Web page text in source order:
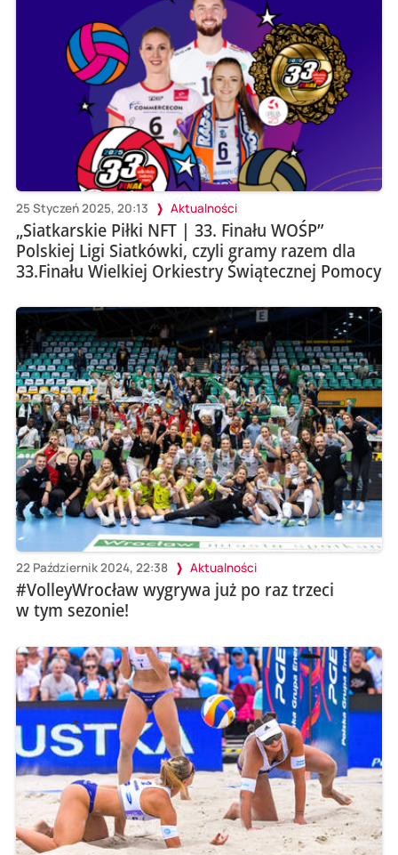
25 Styczeń 2025, 20:13 Aktualności
„Siatkarskie Piłki NFT | 33. Finału WOŚP”
Polskiej Ligi Siatkówki, czyli gramy razem dla
33.Finału Wielkiej Orkiestry Świątecznej Pomocy
22 Październik 2024, 22:38 Aktualności
#VolleyWrocław wygrywa już po raz trzeci
w tym sezonie!